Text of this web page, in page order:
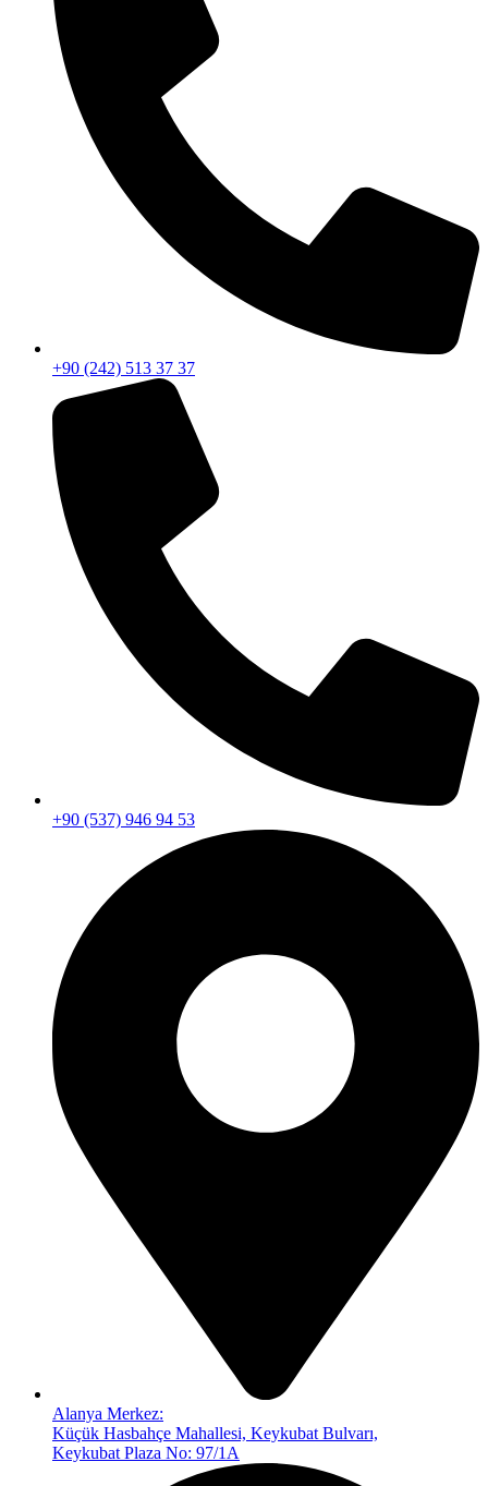
+90 (242) 513 37 37
+90 (537) 946 94 53
Alanya Merkez:
Küçük Hasbahçe Mahallesi, Keykubat Bulvarı,
Keykubat Plaza No: 97/1A